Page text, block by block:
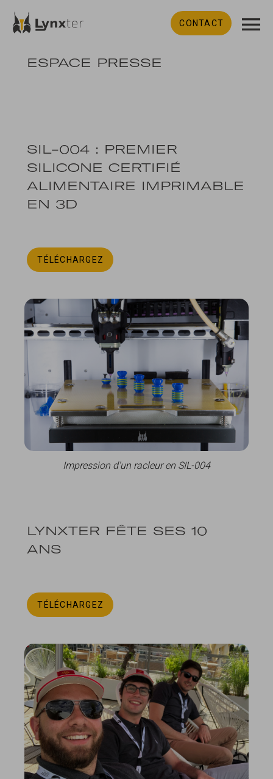
CONTACT
ESPACE PRESSE
SIL-004 : PREMIER
SILICONE CERTIFIÉ
ALIMENTAIRE IMPRIMABLE
EN 3D
TÉLÉCHARGEZ
Impression d'un racleur en SIL-004
LYNXTER FÊTE SES 10
ANS
TÉLÉCHARGEZ